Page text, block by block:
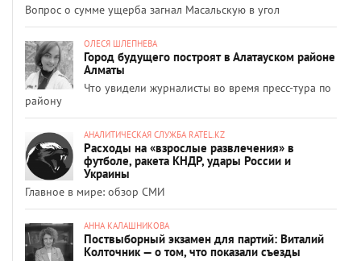
Вопрос о сумме ущерба загнал Масальскую в угол
ОЛЕСЯ ШЛЕПНЕВА
Город будущего построят в Алатауском районе
Алматы
Что увидели журналисты во время пресс-тура по
району
АНАЛИТИЧЕСКАЯ СЛУЖБА RATEL.KZ
Расходы на «взрослые развлечения» в
футболе, ракета КНДР, удары России и
Украины
Главное в мире: обзор СМИ
АННА КАЛАШНИКОВА
Поствыборный экзамен для партий: Виталий
Колточник — о том, что показали съезды